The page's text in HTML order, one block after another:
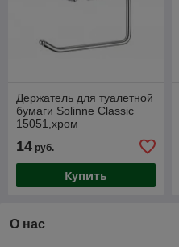
Держатель для туалетной
бумаги Solinne Classic
15051,хром
14 руб.
Купить
О нас